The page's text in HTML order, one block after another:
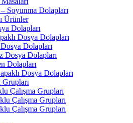
Soyunma Dolapları
Ürünler
Dolapları
Dosya Dolapları
Dolapları
Dosya Dolapları
Dolapları
Dosya Dolapları
Çalışma Grupları
Çalışma Grupları
Çalışma Grupları